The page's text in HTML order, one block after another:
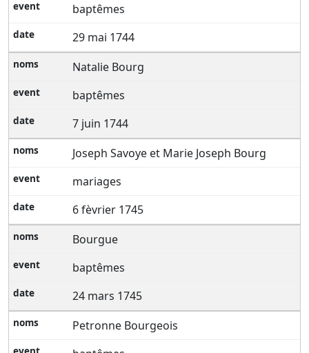
baptêmes
29 mai 1744
Natalie Bourg
baptêmes
7 juin 1744
Joseph Savoye et Marie Joseph Bourg
mariages
6 fèvrier 1745
Bourgue
baptêmes
24 mars 1745
Petronne Bourgeois